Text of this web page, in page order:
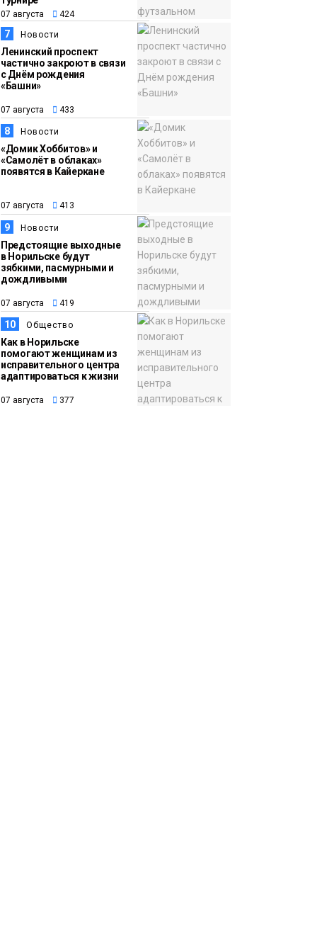
07 августа 424
7 Новости
Ленинский проспект
частично закроют в связи
с Днём рождения
«Башни»
07 августа 433
8 Новости
«Домик Хоббитов» и
«Самолёт в облаках»
появятся в Кайеркане
07 августа 413
9 Новости
Предстоящие выходные
в Норильске будут
зябкими, пасмурными и
дождливыми
07 августа 419
10 Общество
Как в Норильске
помогают женщинам из
исправительного центра
адаптироваться к жизни
07 августа 377